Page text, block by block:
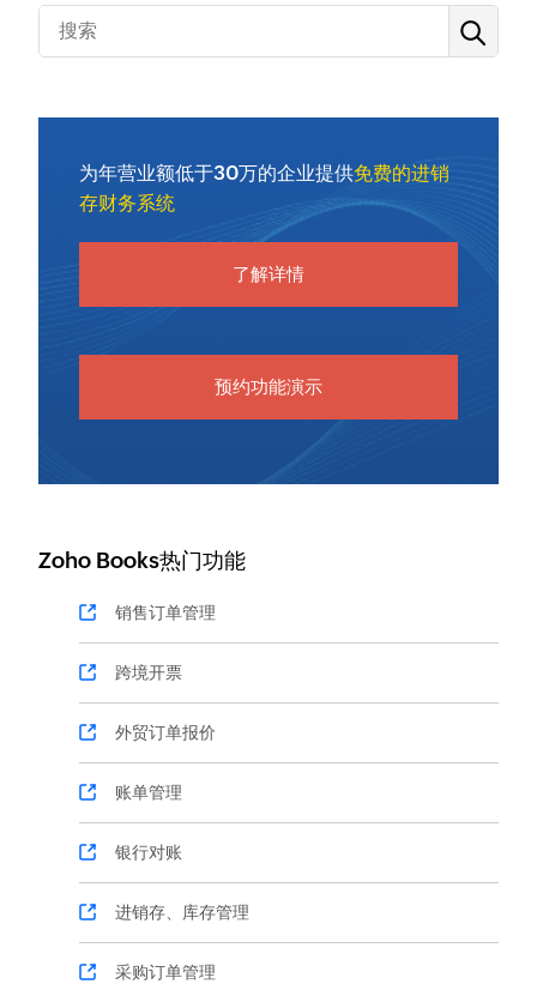
为年营业额低于30万的企业提供免费的进销
存财务系统
了解详情
预约功能演示
Zoho Books热门功能
销售订单管理
跨境开票
外贸订单报价
账单管理
银行对账
进销存、库存管理
采购订单管理